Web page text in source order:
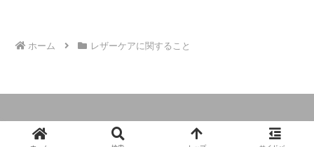
って有害な物質です。吸入すると、頭痛、めまい、吐き気、嘔吐を引
ホーム レザーケアに関すること
© 2024 革製品とオーダーのガイドブック.